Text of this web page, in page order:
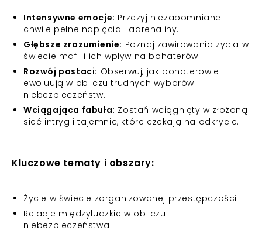
Intensywne emocje: Przeżyj niezapomniane
chwile pełne napięcia i adrenaliny.
Głębsze zrozumienie: Poznaj zawirowania życia w
świecie mafii i ich wpływ na bohaterów.
Rozwój postaci: Obserwuj, jak bohaterowie
ewoluują w obliczu trudnych wyborów i
niebezpieczeństw.
Wciągająca fabuła: Zostań wciągnięty w złożoną
sieć intryg i tajemnic, które czekają na odkrycie.
Kluczowe tematy i obszary:
Życie w świecie zorganizowanej przestępczości
Relacje międzyludzkie w obliczu
niebezpieczeństwa